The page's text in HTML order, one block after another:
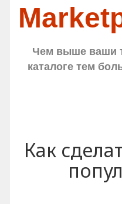
Чем выше ваши
каталоге тем
Как